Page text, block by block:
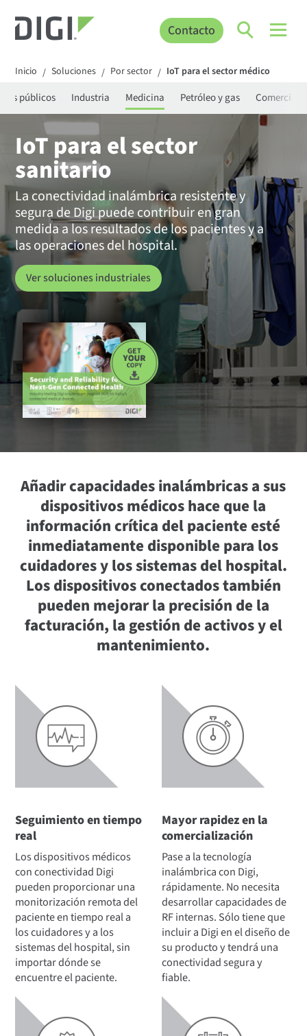
Contacto
Inicio / Soluciones / Por sector / IoT para el sector médico
públicos Industria Medicina Petróleo y gas Comercio
IoT para el sector
sanitario
La conectividad inalámbrica resistente y
segura de Digi puede contribuir en gran
medida a los resultados de los pacientes y a
las operaciones del hospital.
Ver soluciones industriales
Añadir capacidades inalámbricas a sus
dispositivos médicos hace que la
información crítica del paciente esté
inmediatamente disponible para los
cuidadores y los sistemas del hospital.
Los dispositivos conectados también
pueden mejorar la precisión de la
facturación, la gestión de activos y el
mantenimiento.
Seguimiento en tiempo
real
Los dispositivos médicos
con conectividad Digi
pueden proporcionar una
monitorización remota del
paciente en tiempo real a
los cuidadores y a los
sistemas del hospital, sin
importar dónde se
encuentre el paciente.
Mayor rapidez en la
comercialización
Pase a la tecnología
inalámbrica con Digi,
rápidamente. No necesita
desarrollar capacidades de
RF internas. Sólo tiene que
incluir a Digi en el diseño de
su producto y tendrá una
conectividad segura y
fiable.